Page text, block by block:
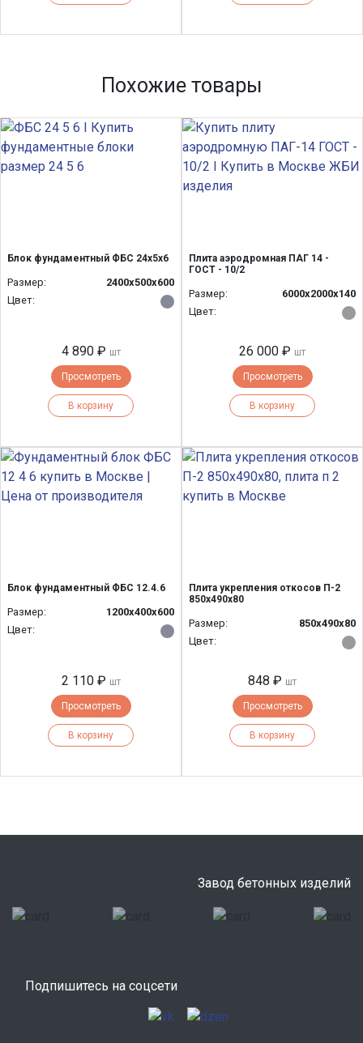
Похожие товары
Блок фундаментный ФБС 24х5х6
Размер:
2400x500x600
Цвет:
4 890 ₽ шт
Просмотреть
В корзину
Плита аэродромная ПАГ 14 -
ГОСТ - 10/2
Размер:
6000х2000х140
Цвет:
26 000 ₽ шт
Просмотреть
В корзину
Блок фундаментный ФБС 12.4.6
Размер:
1200x400x600
Цвет:
2 110 ₽ шт
Просмотреть
В корзину
Плита укрепления откосов П-2
850х490х80
Размер:
850х490х80
Цвет:
848 ₽ шт
Просмотреть
В корзину
Завод бетонных изделий
Подпишитесь на соцсети